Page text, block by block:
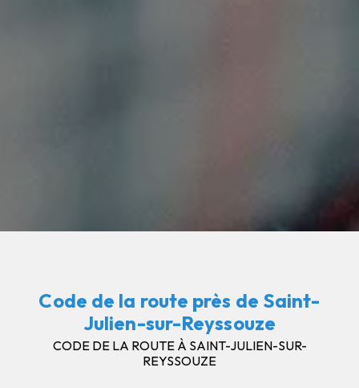
Code de la route près de Saint-
Julien-sur-Reyssouze
CODE DE LA ROUTE À SAINT-JULIEN-SUR-
REYSSOUZE